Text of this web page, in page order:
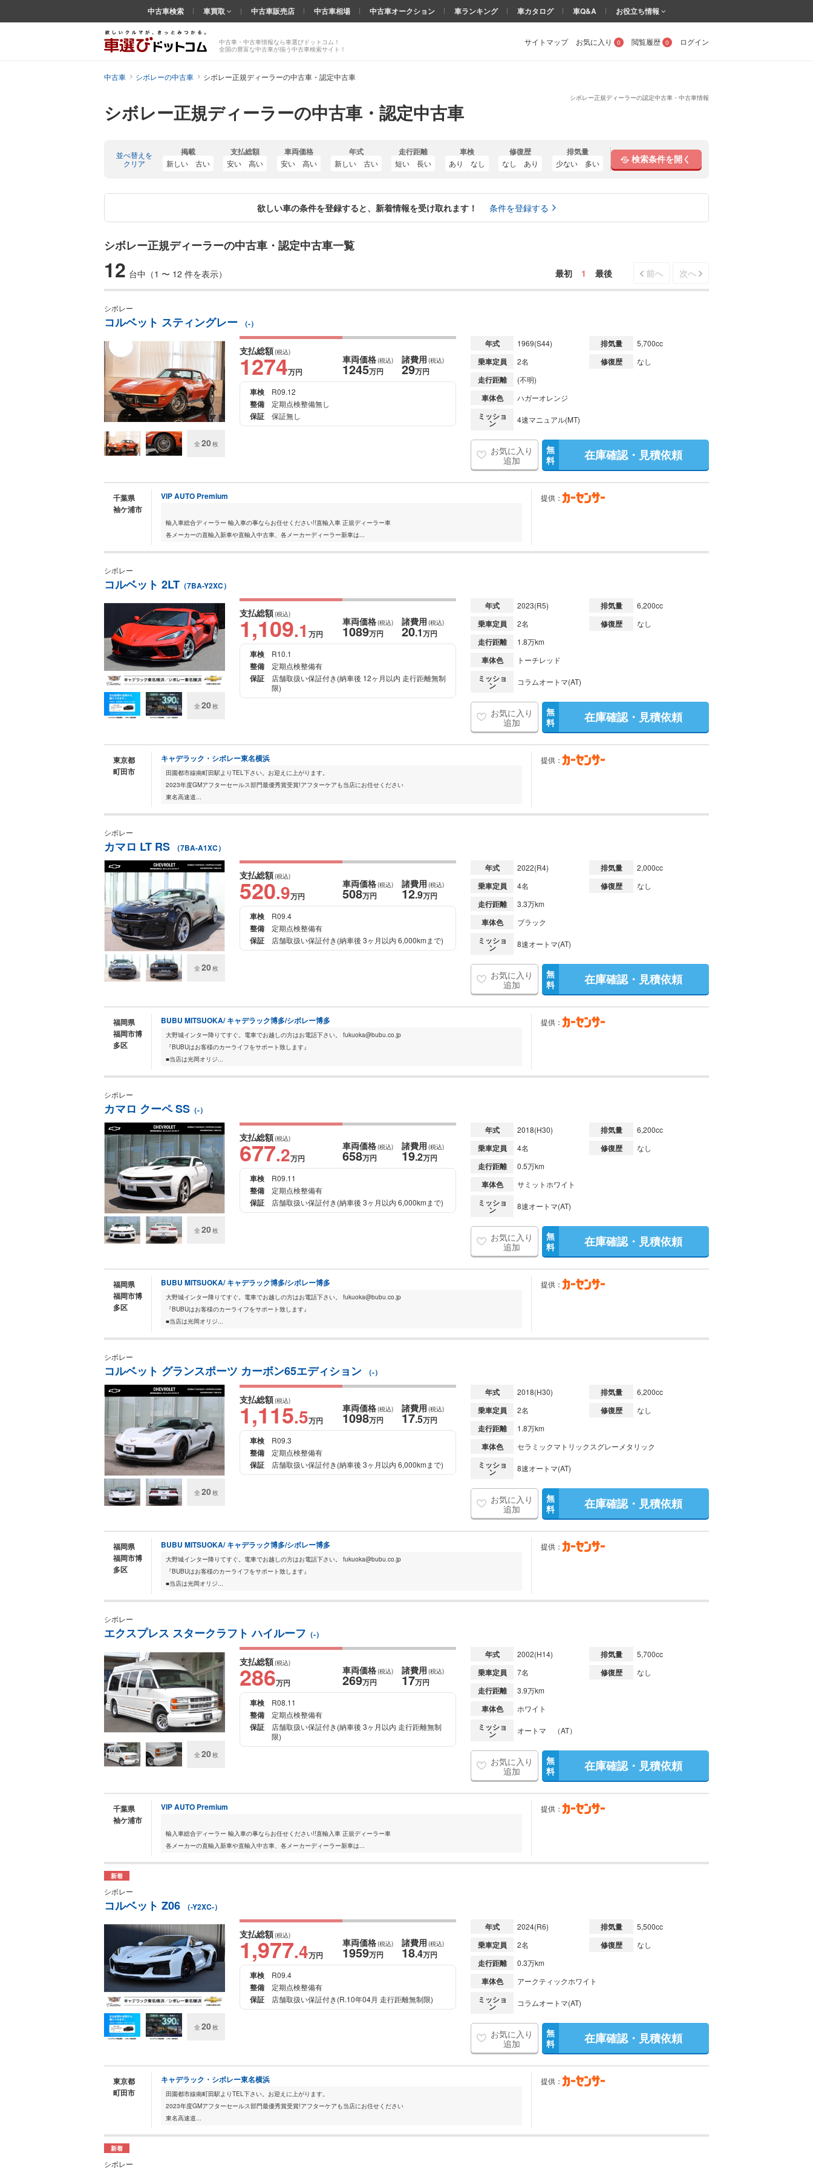
シボレー正規ディーラーの認定中古車・中古車情報
シボレー正規ディーラーの中古車・認定中古車
中古車・中古車情報なら車選びドットコム！
全国の豊富な中古車が揃う中古車検索サイト！
サイトマップ お気に入り 0 閲覧履歴 0 ログイン
中古車検索 車買取 中古車販売店 中古車相場 中古車オークション 車ランキング 車カタログ 車Q&A お役立ち情報
中古車 シボレーの中古車 シボレー正規ディーラーの中古車・認定中古車
並べ替えを
クリア
掲載
新しい 古い
支払総額
安い 高い
車両価格
安い 高い
年式
新しい 古い
走行距離
短い 長い
車検
あり なし
修復歴
なし あり
排気量
少ない 多い 検索条件を開く
欲しい車の条件を登録すると、新着情報を受け取れます！ 条件を登録する
シボレー正規ディーラーの中古車・認定中古車一覧
12 台中（1 〜 12 件を表示） 最初 1 最後 前へ 次へ
シボレー
コルベット スティングレー （-）
全 20枚
支払総額(税込)
1274万円
車両価格(税込)
1245万円
諸費用 (税込)
29万円
車検
R09.12
整備 定期点検整備無し
保証 保証無し
年式 1969(S44) 排気量 5,700cc
乗車定員 2名 修復歴 なし
走行距離 (不明)
車体色 ハガーオレンジ
ミッショ
ン 4速マニュアル(MT)
お気に入り
追加
無
料
在庫確認・見積依頼
千葉県
袖ケ浦市
VIP AUTO Premium
輸入車総合ディーラー 輸入車の事ならお任せください!!直輸入車 正規ディーラー車
各メーカーの直輸入新車や直輸入中古車、各メーカーディーラー新車は...
提供：
シボレー
コルベット 2LT （7BA-Y2XC）
全 20枚
支払総額(税込)
1,109.1 万円
車両価格(税込)
1089万円
諸費用 (税込)
20.1万円
車検
R10.1
整備 定期点検整備有
保証
店舗取扱い保証付き(納車後 12ヶ月以内 走行距離無制
限)
年式 2023(R5) 排気量 6,200cc
乗車定員 2名 修復歴 なし
走行距離 1.8万km
車体色 トーチレッド
ミッショ
ン コラムオートマ(AT)
お気に入り
追加
無
料
在庫確認・見積依頼
東京都
町田市
キャデラック・シボレー東名横浜
田園都市線南町田駅よりTEL下さい。お迎えに上がります。
2023年度GMアフターセールス部門最優秀賞受賞!アフターケアも当店にお任せください
東名高速道...
提供：
シボレー
カマロ LT RS （7BA-A1XC）
全 20枚
支払総額(税込)
520.9万円
車両価格(税込)
508万円
諸費用 (税込)
12.9万円
車検
R09.4
整備 定期点検整備有
保証 店舗取扱い保証付き(納車後 3ヶ月以内 6,000kmまで)
年式 2022(R4) 排気量 2,000cc
乗車定員 4名 修復歴 なし
走行距離 3.3万km
車体色 ブラック
ミッショ
ン 8速オートマ(AT)
お気に入り
追加
無
料
在庫確認・見積依頼
福岡県
福岡市博
多区
BUBU MITSUOKA/ キャデラック博多/シボレー博多
大野城インター降りてすぐ。電車でお越しの方はお電話下さい。 fukuoka@bubu.co.jp
『BUBUはお客様のカーライフをサポート致します』
■当店は光岡オリジ...
提供：
シボレー
カマロ クーペ SS （-）
全 20枚
支払総額(税込)
677.2万円
車両価格(税込)
658万円
諸費用 (税込)
19.2万円
車検
R09.11
整備 定期点検整備有
保証 店舗取扱い保証付き(納車後 3ヶ月以内 6,000kmまで)
年式 2018(H30) 排気量 6,200cc
乗車定員 4名 修復歴 なし
走行距離 0.5万km
車体色 サミットホワイト
ミッショ
ン 8速オートマ(AT)
お気に入り
追加
無
料
在庫確認・見積依頼
福岡県
福岡市博
多区
BUBU MITSUOKA/ キャデラック博多/シボレー博多
大野城インター降りてすぐ。電車でお越しの方はお電話下さい。 fukuoka@bubu.co.jp
『BUBUはお客様のカーライフをサポート致します』
■当店は光岡オリジ...
提供：
シボレー
コルベット グランスポーツ カーボン65エディション （-）
全 20枚
支払総額(税込)
1,115.5万円
車両価格(税込)
1098万円
諸費用 (税込)
17.5万円
車検
R09.3
整備 定期点検整備有
保証 店舗取扱い保証付き(納車後 3ヶ月以内 6,000kmまで)
年式 2018(H30) 排気量 6,200cc
乗車定員 2名 修復歴 なし
走行距離 1.8万km
車体色 セラミックマトリックスグレーメタリック
ミッショ
ン 8速オートマ(AT)
お気に入り
追加
無
料
在庫確認・見積依頼
福岡県
福岡市博
多区
BUBU MITSUOKA/ キャデラック博多/シボレー博多
大野城インター降りてすぐ。電車でお越しの方はお電話下さい。 fukuoka@bubu.co.jp
『BUBUはお客様のカーライフをサポート致します』
■当店は光岡オリジ...
提供：
シボレー
エクスプレス スタークラフト ハイルーフ （-）
全 20枚
支払総額(税込)
286万円
車両価格(税込)
269万円
諸費用 (税込)
17万円
車検
R08.11
整備 定期点検整備有
保証
店舗取扱い保証付き(納車後 3ヶ月以内 走行距離無制
限)
年式 2002(H14) 排気量 5,700cc
乗車定員 7名 修復歴 なし
走行距離 3.9万km
車体色 ホワイト
ミッショ
ン オートマ （AT）
お気に入り
追加
無
料
在庫確認・見積依頼
千葉県
袖ケ浦市
VIP AUTO Premium
輸入車総合ディーラー 輸入車の事ならお任せください!!直輸入車 正規ディーラー車
各メーカーの直輸入新車や直輸入中古車、各メーカーディーラー新車は...
提供：
新着
シボレー
コルベット Z06 （-Y2XC-）
全 20枚
支払総額(税込)
1,977.4万円
車両価格(税込)
1959万円
諸費用 (税込)
18.4万円
車検
R09.4
整備 定期点検整備有
保証 店舗取扱い保証付き(R.10年04月 走行距離無制限)
年式 2024(R6) 排気量 5,500cc
乗車定員 2名 修復歴 なし
走行距離 0.3万km
車体色 アークティックホワイト
ミッショ
ン コラムオートマ(AT)
お気に入り
追加
無
料
在庫確認・見積依頼
東京都
町田市
キャデラック・シボレー東名横浜
田園都市線南町田駅よりTEL下さい。お迎えに上がります。
2023年度GMアフターセールス部門最優秀賞受賞!アフターケアも当店にお任せください
東名高速道...
提供：
新着
シボレー